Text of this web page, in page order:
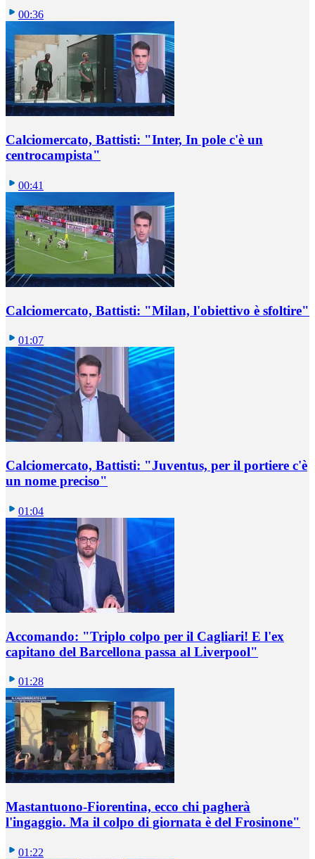
00:36
Calciomercato, Battisti: "Inter, In pole c'è un
centrocampista"
00:41
Calciomercato, Battisti: "Milan, l'obiettivo è sfoltire"
01:07
Calciomercato, Battisti: "Juventus, per il portiere c'è
un nome preciso"
01:04
Accomando: "Triplo colpo per il Cagliari! E l'ex
capitano del Barcellona passa al Liverpool"
01:28
Mastantuono-Fiorentina, ecco chi pagherà
l'ingaggio. Ma il colpo di giornata è del Frosinone"
01:22